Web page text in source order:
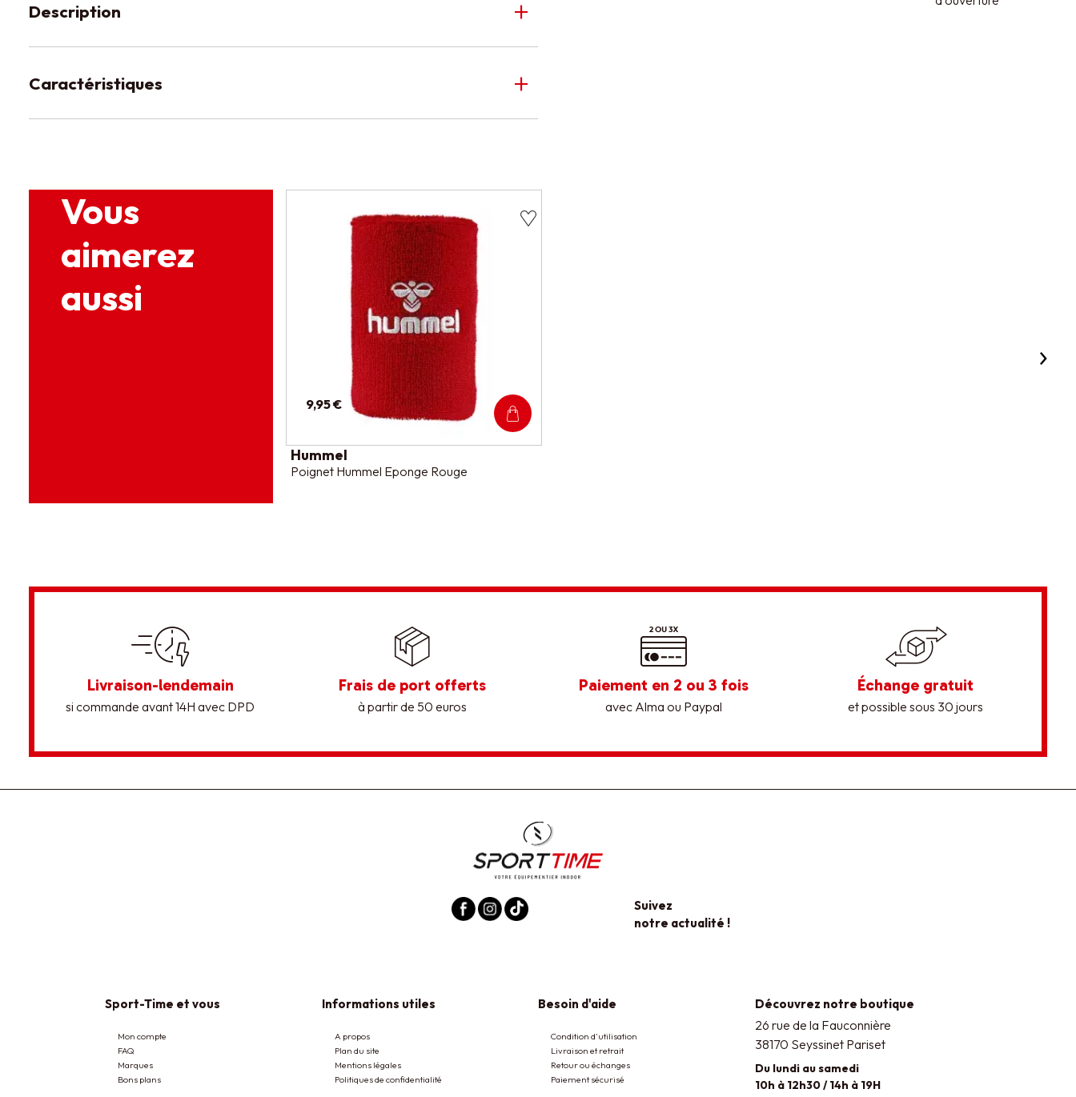
Description
Caractéristiques
Vous
aimerez
aussi
9,95 €
Hummel
Poignet Hummel Eponge Rouge
Livraison-lendemain
si commande avant 14H avec DPD
Frais de port offerts
à partir de 50 euros
Paiement en 2 ou 3 fois
avec Alma ou Paypal
Échange gratuit
et possible sous 30 jours
Suivez
notre actualité !
Sport-Time et vous
Mon compte
FAQ
Marques
Bons plans
Informations utiles
A propos
Plan du site
Mentions légales
Politiques de confidentialité
Besoin d'aide
Condition d'utilisation
Livraison et retrait
Retour ou échanges
Paiement sécurisé
Découvrez notre boutique
26 rue de la Fauconnière
38170 Seyssinet Pariset
Du lundi au samedi
10h à 12h30 / 14h à 19H